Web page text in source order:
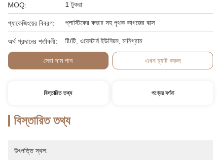
MOQ: 1 টুকরা
প্যাকেজিংয়ের বিবরণ: প্লাস্টিকের কভার সহ পৃথক কাগজের বাক্স
অর্থ প্রদানের শর্তাবলী: টি/টি, ওয়েস্টার্ন ইউনিয়ন, মানিগ্রাম
সেরা দাম পান এখন চ্যাট করুন
বিস্তারিত তথ্য পণ্যের বর্ণনা
বিস্তারিত তথ্য
উৎপত্তি স্থল: